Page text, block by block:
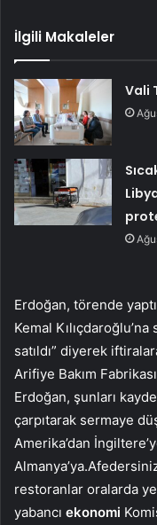
İlgili Makaleler
Vali
Erdoğan, törende
Kemal
satıldı” diyerek
Arifiye Bakım
Erdoğan, şunları
çarpıtarak sermaye
Amerika’dan
restoranlar oralarda
yabancı ekonomi